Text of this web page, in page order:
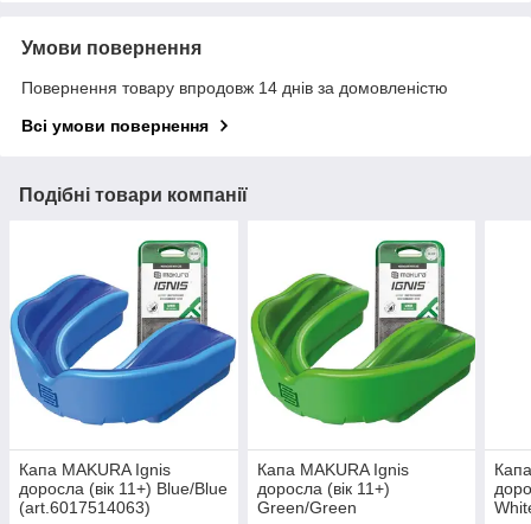
Умови повернення
Повернення товару впродовж 14 днів за домовленістю
Всі умови повернення
Подібні товари компанії
Капа MAKURA Ignis
доросла (вік 11+) Blue/Blue
(art.6017514063)
Капа MAKURA Ignis
доросла (вік 11+)
Green/Green